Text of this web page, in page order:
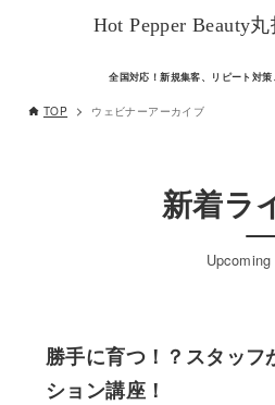
全国対応！新規集客、リピート対
Hot Pepper Beauty
TOP ウェビナーアーカイブ
新着ラ
勝手に育つ！？スタッ
ション講座！